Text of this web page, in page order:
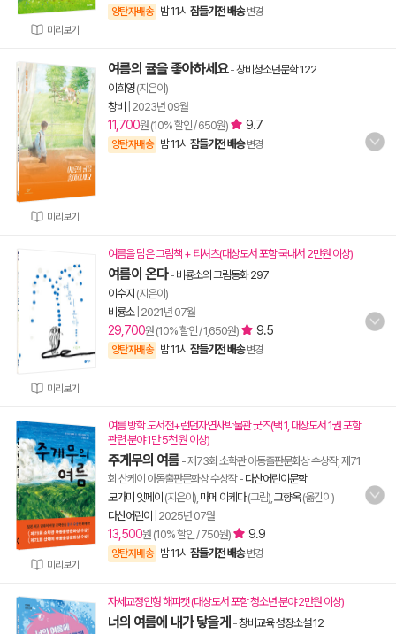
미리보기
양탄자배송 밤 11시 잠들기전 배송 변경
미리보기
여름의 귤을 좋아하세요-창비청소년문학 122
이희영(지은이)
창비
2023년 09월
11,700원 (10% 할인 / 650원) 9.7
양탄자배송 밤 11시 잠들기전 배송 변경
미리보기
여름을 담은 그림책 + 티셔츠(대상도서 포함 국내서 2만원 이상)
여름이 온다- 비룡소의 그림동화 297
이수지 (지은이)
비룡소| 2021년 07월
29,700원 (10% 할인 / 1,650원) 9.5
양탄자배송 밤 11시 잠들기전 배송 변경
미리보기
여름 방학 도서전+런던자연사박물관 굿즈(택 1, 대상도서 1권 포함
관련 분야 1만 5천 원 이상)
주게무의 여름 - 제73회 소학관 아동출판문화상 수상작, 제71
회 산케이 아동출판문화상 수상작- 다산어린이문학
모가미 잇페이 (지은이), 마메 이케다(그림), 고향옥(옮긴이)
다산어린이
2025년 07월
13,500원 (10% 할인 / 750원) 9.9
양탄자배송 밤 11시 잠들기전 배송 변경
자세교정인형 해피캣 (대상도서 포함 청소년 분야 2만원 이상)
너의 여름에 내가 닿을게 -창비교육 성장소설 12